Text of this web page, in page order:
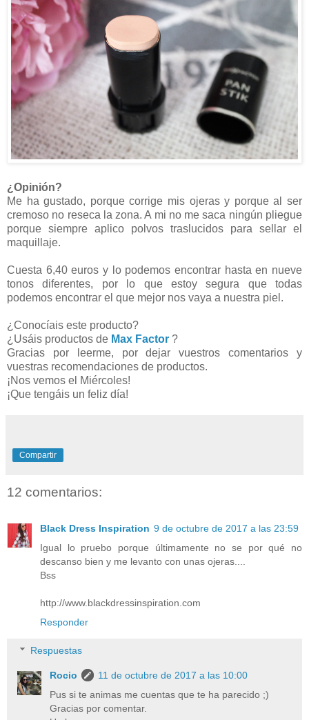
¿Opinión?
Me ha gustado, porque corrige mis ojeras y porque al ser
cremoso no reseca la zona. A mi no me saca ningún pliegue
porque siempre aplico polvos traslucidos para sellar el
maquillaje.
Cuesta 6,40 euros y lo podemos encontrar hasta en nueve
tonos diferentes, por lo que estoy segura que todas
podemos encontrar el que mejor nos vaya a nuestra piel.
¿Conocíais este producto?
¿Usáis productos de Max Factor ?
Gracias por leerme, por dejar vuestros comentarios y
vuestras recomendaciones de productos.
¡Nos vemos el Miércoles!
¡Que tengáis un feliz día!
Compartir
12 comentarios:
Black Dress Inspiration 9 de octubre de 2017 a las 23:59
Igual lo pruebo porque últimamente no se por qué no
descanso bien y me levanto con unas ojeras....
Bss
http://www.blackdressinspiration.com
Responder
Respuestas
Rocio
11 de octubre de 2017 a las 10:00
Pus si te animas me cuentas que te ha parecido ;)
Gracias por comentar.